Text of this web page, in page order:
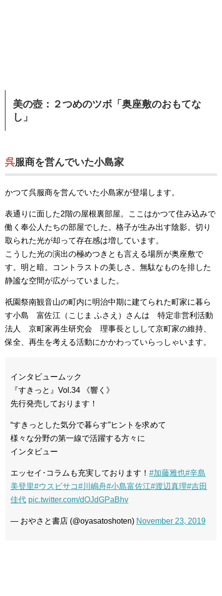
美の壺：２つめのツボ「奥座敷のおもてな
し」
呉服商を営んでいた小島家
かつて呉服商を営んでいた小島家が登場します。
表通りに面した2階の屋根裏部屋。ここはかつて住み込みで
働く奉公人たちの部屋でした。格子が生み出す陰影。切り
取られた光が却って存在感は増しています。
こうした光の演出の極めつきとも言える場所が奥座敷で
す。明と暗。コントラストの美しさ。無駄なものを排した
静謐な空間が広がっていました。
祇園祭南観音山の町内に明治中期に建てられた町家に暮ら
す小島 富佐江（こじま ふさえ）さんは 特定非営利活動
法人 京町家再生研究会 理事長としして京町家の維持、
保全、再生を考える活動にかかわっていらっしゃいます。
インタビュームック
『すきっと』Vol.34 《響く》
先行発売しております！
“すきっとした気分で暮らす”ヒントを求めて
様々な分野の第一線で活躍する方々に
インタビュー
エッセイ･コラムも充実しております！ #加藤雅也#辛島
美登里#ウスビサコ#川嶋舟#小島富佐江#渡辺真理#吉田
佳代 pic.twitter.com/dOJdGPaBhv
— おやさと書店 (@oyasatoshoten) November 23, 2019